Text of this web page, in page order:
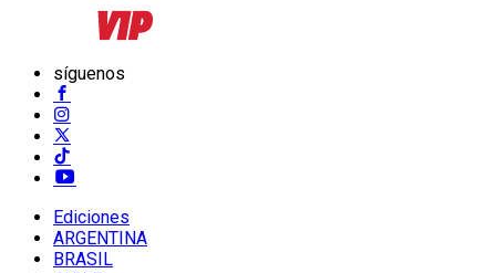
síguenos
Ediciones
ARGENTINA
BRASIL